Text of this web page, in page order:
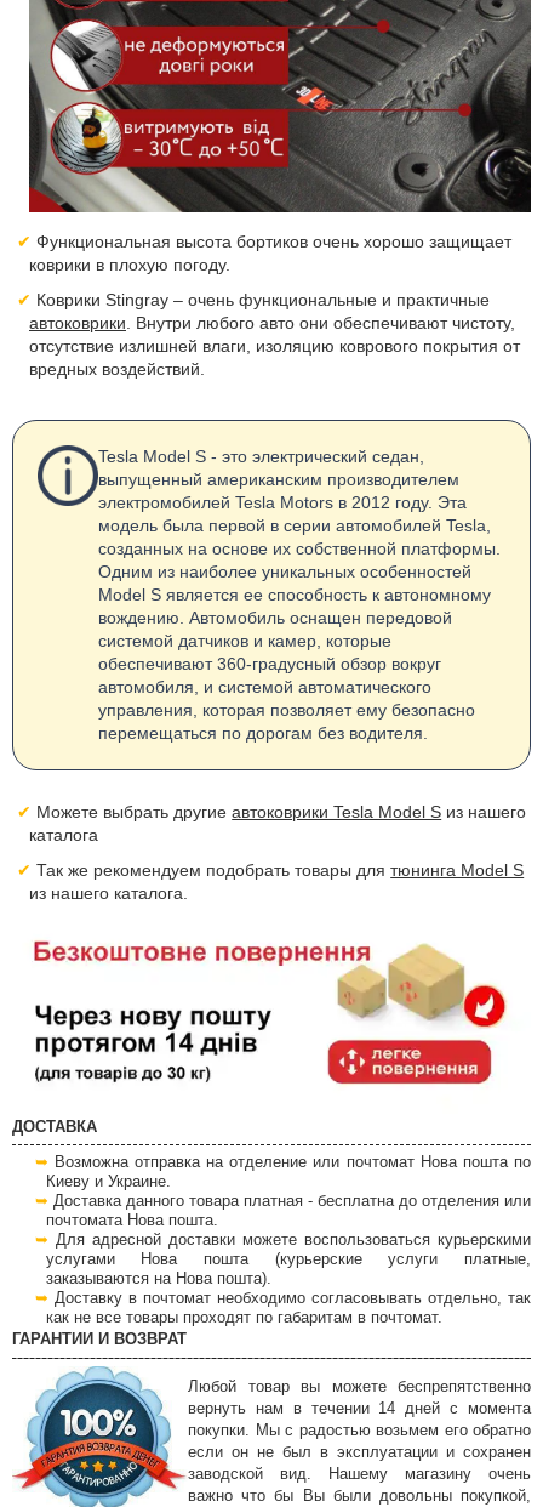
Функциональная высота бортиков очень хорошо защищает
коврики в плохую погоду.
Коврики Stingray – очень функциональные и практичные
автоковрики . Внутри любого авто они обеспечивают чистоту,
отсутствие излишней влаги, изоляцию коврового покрытия от
вредных воздействий.
Tesla Model S - это электрический седан,
выпущенный американским производителем
электромобилей Tesla Motors в 2012 году. Эта
модель была первой в серии автомобилей Tesla,
созданных на основе их собственной платформы.
Одним из наиболее уникальных особенностей
Model S является ее способность к автономному
вождению. Автомобиль оснащен передовой
системой датчиков и камер, которые
обеспечивают 360-градусный обзор вокруг
автомобиля, и системой автоматического
управления, которая позволяет ему безопасно
перемещаться по дорогам без водителя.
Можете выбрать другиеавтоковрики Tesla Model S из нашего
каталога
Так же рекомендуем подобрать товары длятюнинга Model S
из нашего каталога.
ДОСТАВКА
Возможна отправка на отделение или почтомат Нова пошта по
Киеву и Украине.
Доставка данного товара платная - бесплатна до отделения или
почтомата Нова пошта.
Для адресной доставки можете воспользоваться курьерскими
услугами Нова пошта (курьерские услуги платные,
заказываются на Нова пошта).
Доставку в почтомат необходимо согласовывать отдельно, так
как не все товары проходят по габаритам в почтомат.
ГАРАНТИИ И ВОЗВРАТ
Любой товар вы можете беспрепятственно
вернуть нам в течении 14 дней с момента
покупки. Мы с радостью возьмем его обратно
если он не был в эксплуатации и сохранен
заводской вид. Нашему магазину очень
важно что бы Вы были довольны покупкой,